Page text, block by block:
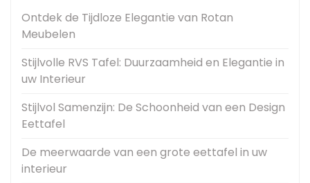
Ontdek de Tijdloze Elegantie van Rotan
Meubelen
Stijlvolle RVS Tafel: Duurzaamheid en Elegantie in
uw Interieur
Stijlvol Samenzijn: De Schoonheid van een Design
Eettafel
De meerwaarde van een grote eettafel in uw
interieur